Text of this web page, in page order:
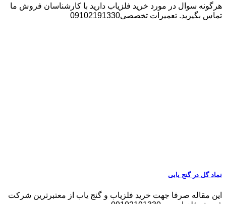
هرگونه سوال در مورد خرید فلزیاب دارید با کارشناسان فروش ما
تماس بگیرید. تعمیرات تخصصی09102191330
نماد گل در گنج یابی
این مقاله صرفا جهت خرید فلزیاب و گنج یاب از معتبرترین شرکت